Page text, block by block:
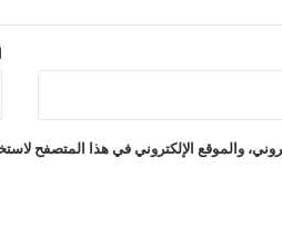
والموقع الإلكتروني في هذا المتصفح